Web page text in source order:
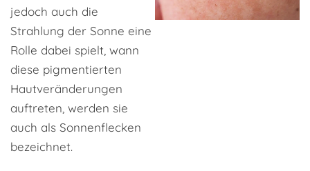
jedoch auch die
Strahlung der Sonne eine
Rolle dabei spielt, wann
diese pigmentierten
Hautveränderungen
auftreten, werden sie
auch als Sonnenflecken
bezeichnet.